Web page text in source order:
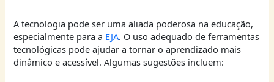
A tecnologia pode ser uma aliada poderosa na educação,
especialmente para a EJA. O uso adequado de ferramentas
tecnológicas pode ajudar a tornar o aprendizado mais
dinâmico e acessível. Algumas sugestões incluem: